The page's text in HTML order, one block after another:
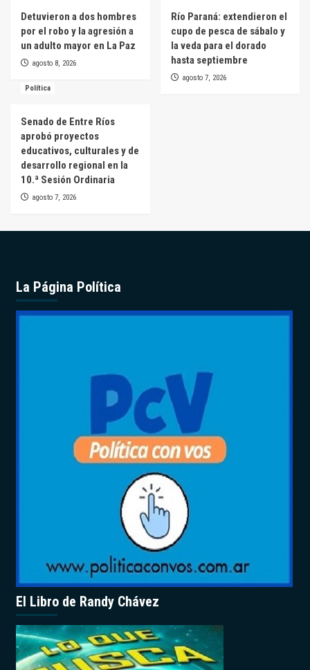
Detuvieron a dos hombres
por el robo y la agresión a
un adulto mayor en La Paz
agosto 8, 2026
Río Paraná: extendieron el
cupo de pesca de sábalo y
la veda para el dorado
hasta septiembre
agosto 7, 2026
Política
Senado de Entre Ríos
aprobó proyectos
educativos, culturales y de
desarrollo regional en la
10.ª Sesión Ordinaria
agosto 7, 2026
La Página Política
El Libro de Randy Chávez